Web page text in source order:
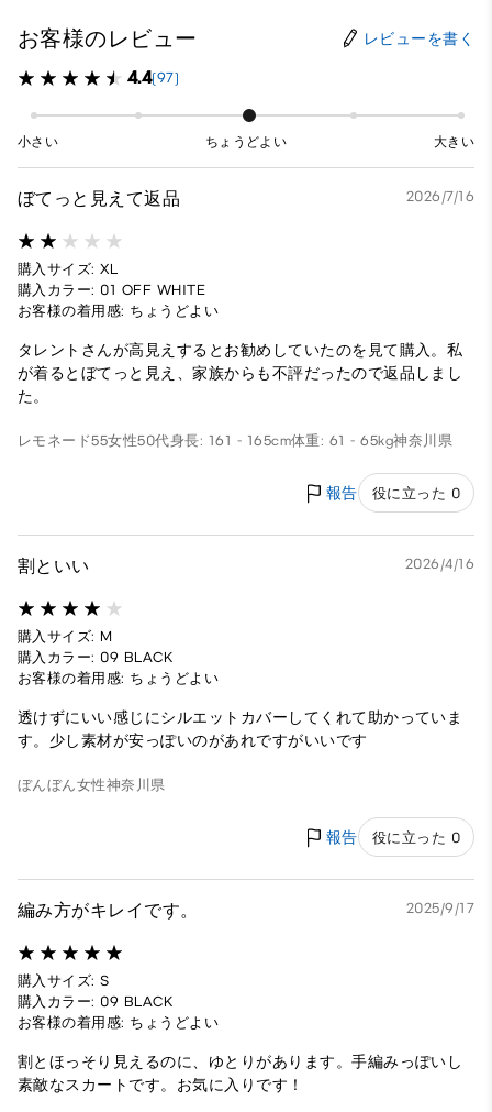
お客様のレビュー レビューを書く
4.4(97)
小さい ちょうどよい 大きい
ぼてっと見えて返品 2026/7/16
購入サイズ: XL
購入カラー: 01 OFF WHITE
お客様の着用感: ちょうどよい
タレントさんが高見えするとお勧めしていたのを見て購入。私
が着るとぼてっと見え、家族からも不評だったので返品しまし
た。
レモネード55女性50代身長: 161 - 165cm体重: 61 - 65kg神奈川県
報告 役に立った 0
割といい 2026/4/16
購入サイズ: M
購入カラー: 09 BLACK
お客様の着用感: ちょうどよい
透けずにいい感じにシルエットカバーしてくれて助かっていま
す。少し素材が安っぽいのがあれですがいいです
ぼんぼん女性神奈川県
報告 役に立った 0
編み方がキレイです。 2025/9/17
購入サイズ: S
購入カラー: 09 BLACK
お客様の着用感: ちょうどよい
割とほっそり見えるのに、ゆとりがあります。手編みっぽいし
素敵なスカートです。お気に入りです！